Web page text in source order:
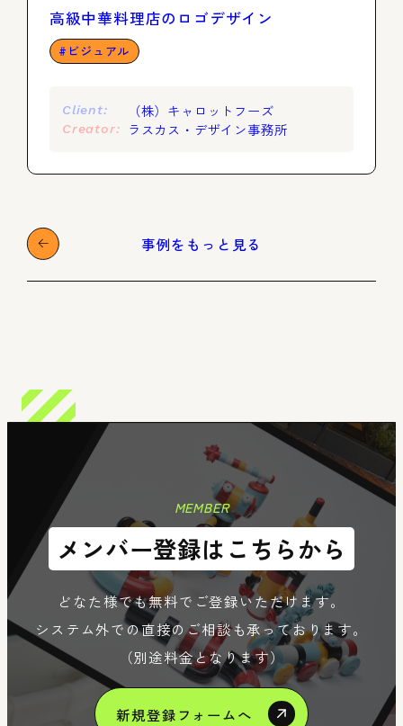
高級中華料理店のロゴデザイン
ビジュアル
Client: （株）キャロットフーズ
Creator: ラスカス・デザイン事務所
事例をもっと見る
MEMBER
メンバー登録はこちらから
どなた様でも無料でご登録いただけます。
システム外での直接のご相談も承っております。
（別途料金となります）
新規登録フォームへ